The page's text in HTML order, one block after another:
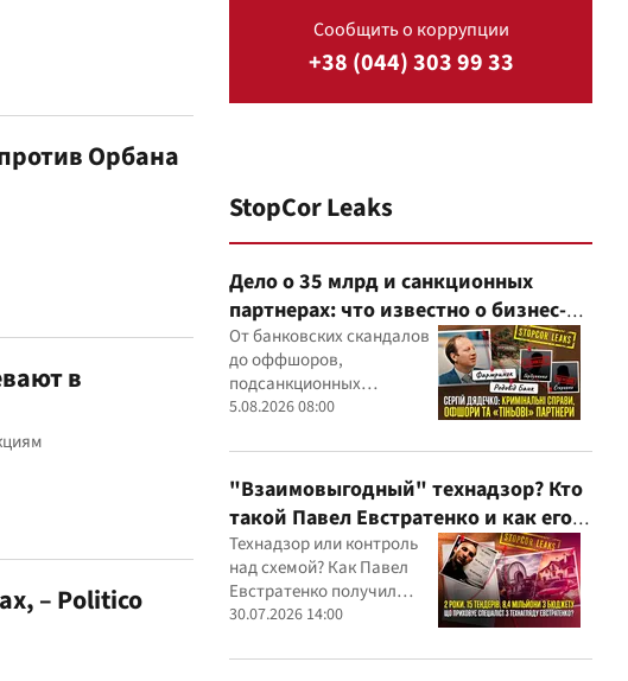
Орбана
в
– Politico
Сообщить о коррупции
+38 (044) 303 99 33
StopCor Leaks
Дело о 35 млрд и санкционных
партнерах: что известно о бизнес-
интересах Сергея Дядечко от
"Родовид Банка" до "ФАРМАСЕЛ"
От банковских скандалов
до оффшоров,
подсанкционных
партнеров и уголовных
связи Сергея Дядечко до
сих пор простираются
через Украину и несколько
иностранных юрисдикций
5.08.2026 08:00
"Взаимовыгодный" технадзор? Кто
такой Павел Евстратенко и как его
ФЛП получил доступ к бюджетным
миллионам?
Технадзор или контроль
над схемой? Как Павел
Евстратенко получил
миллионные подряды
30.07.2026 14:00